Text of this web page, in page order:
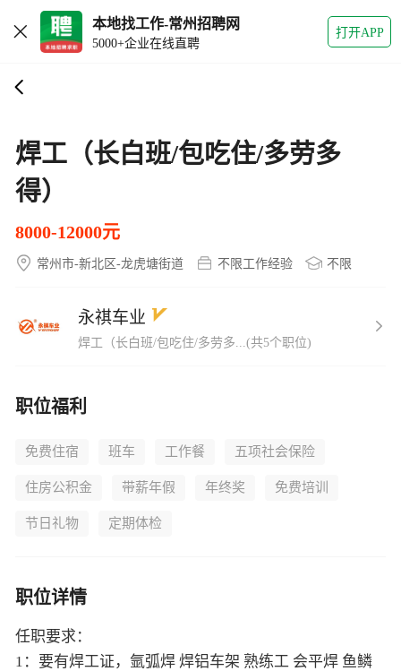
本地找工作-常州招聘网
5000+企业在线直聘
打开APP
焊工（长白班/包吃住/多劳多
得）
8000-12000元
常州市-新北区-龙虎塘街道 不限工作经验 不限
永祺车业
焊工（长白班/包吃住/多劳多...(共5个职位)
职位福利
免费住宿 班车 工作餐 五项社会保险
住房公积金 带薪年假 年终奖 免费培训
节日礼物 定期体检
职位详情
任职要求：
1：要有焊工证，氩弧焊 焊铝车架 熟练工 会平焊 鱼鳞